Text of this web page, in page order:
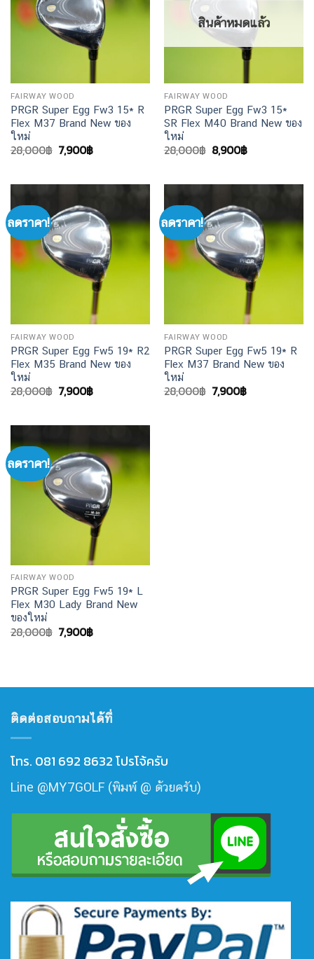
FAIRWAY WOOD
PRGR Super Egg Fw3 15* R
Flex M37 Brand New ของ
ใหม่
28,000฿ Original
price
28,000฿.
7,900฿Current
7,900฿.
สินค้าหมดแล้ว
FAIRWAY WOOD
PRGR Super Egg Fw3 15*
SR Flex M40 Brand New ของ
ใหม่
28,000฿ Original
price
28,000฿.
8,900฿Current
8,900฿.
ลดราคา!
FAIRWAY WOOD
PRGR Super Egg Fw5 19* R2
Flex M35 Brand New ของ
ใหม่
28,000฿ Original
price
28,000฿.
7,900฿Current
7,900฿.
ลดราคา!
FAIRWAY WOOD
PRGR Super Egg Fw5 19* R
Flex M37 Brand New ของ
ใหม่
28,000฿ Original
price
7,900฿Current
ลดราคา!
FAIRWAY WOOD
PRGR Super Egg Fw5 19* L
Flex M30 Lady Brand New
ของใหม่
28,000฿ Original
price
7,900฿Current
ติดต่อสอบถามได้ที่
โทร. 081 692 8632 โปรโจ้ครับ
Line @MY7GOLF (พิมพ์ @ ด้วยครับ)